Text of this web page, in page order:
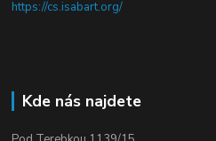
https://cs.isabart.org/
Kde nás najdete